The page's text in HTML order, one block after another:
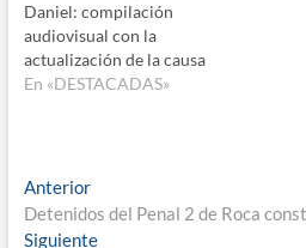
Daniel: compilación
audiovisual con la
actualización de la causa
En «DESTACADAS»
Navegación
de
AnteriorEntrada
anterior:
Detenidos del Penal 2 de Roca
SiguienteEntrada